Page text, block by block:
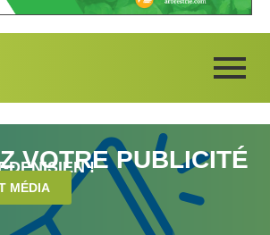
VOTRE PUBLICITÉ
DENISIEN !
MÉDIA